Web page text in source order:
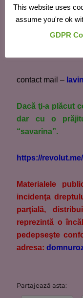
influențat
contact mail –
Dacă ţi-a plăcut
dar cu o
“savarina”.
https://
Materialele
incidenţa
parţială,
reprezintă o
pedepseşte
adresa:
Partajează asta:
This website uses
assume you're ok
GDPR